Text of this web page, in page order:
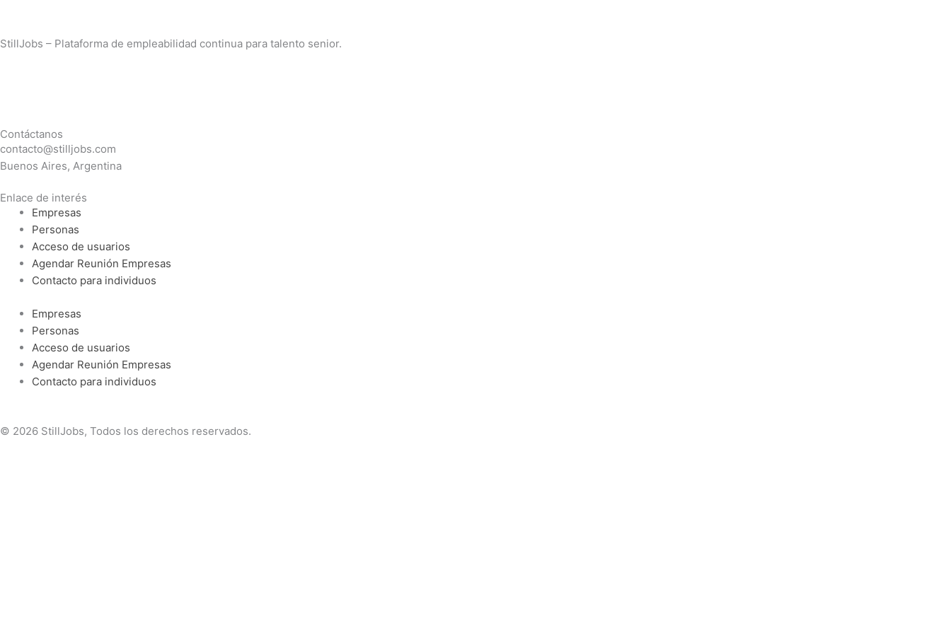
StillJobs – Plataforma de empleabilidad continua para talento senior.
i
n
k
e
d
i
n
-
n
n
s
t
a
g
r
a
m
Contáctanos
contacto@stilljobs.com
Buenos Aires, Argentina
Enlace de interés
Empresas
Personas
Acceso de usuarios
Agendar Reunión Empresas
Contacto para individuos
Empresas
Personas
Acceso de usuarios
Agendar Reunión Empresas
Contacto para individuos
© 2026 StillJobs, Todos los derechos reservados.